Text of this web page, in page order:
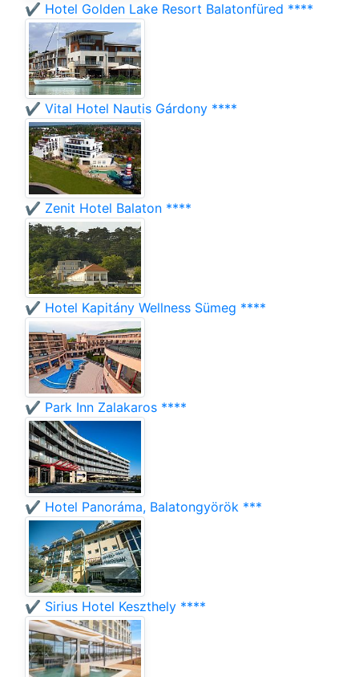
✔️ Hotel Golden Lake Resort Balatonfüred ****
✔️ Vital Hotel Nautis Gárdony ****
✔️ Zenit Hotel Balaton ****
✔️ Hotel Kapitány Wellness Sümeg ****
✔️ Park Inn Zalakaros ****
✔️ Hotel Panoráma, Balatongyörök ***
✔️ Sirius Hotel Keszthely ****